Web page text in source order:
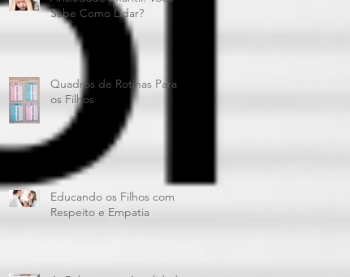
Sabe Como Lidar?
Quadros de Rotinas Para
os Filhos
Educando os Filhos com
Respeito e Empatia